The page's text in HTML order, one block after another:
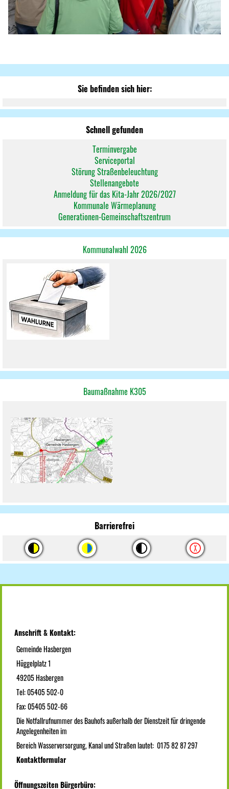
Sie befinden sich hier:
Schnell gefunden
Terminvergabe
Serviceportal
Störung Straßenbeleuchtung
Stellenangebote
Anmeldung für das Kita-Jahr 2026/2027
Kommunale Wärmeplanung
Generationen-Gemeinschaftszentrum
Kommunalwahl 2026
Baumaßnahme K305
Barrierefrei
Anschrift & Kontakt:
Gemeinde Hasbergen
Hüggelplatz 1
49205 Hasbergen
Tel: 05405 502-0
Fax: 05405 502-66
Die Notfallrufnummer des Bauhofs außerhalb der Dienstzeit für dringende
Angelegenheiten im
Bereich Wasserversorgung, Kanal und Straßen lautet: 0175 82 87 297
Kontaktformular
Öffnungszeiten Bürgerbüro: